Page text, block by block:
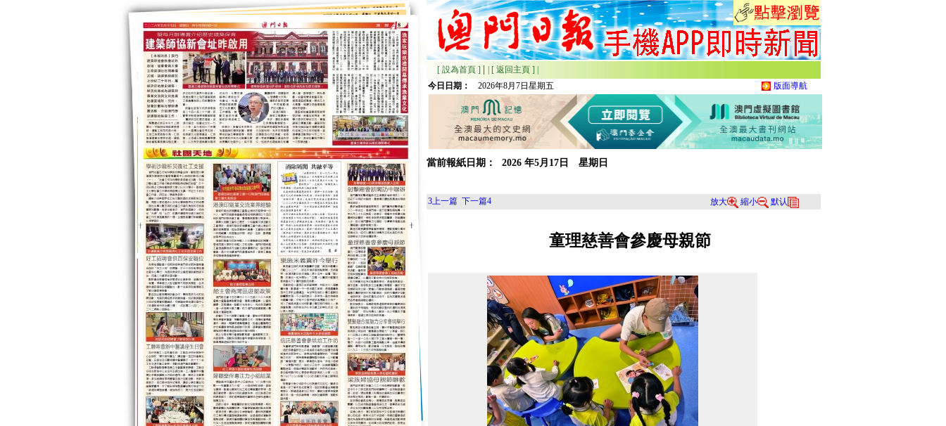
[ 設為首頁 ] [ 返回主頁 ]
今日日期：
2026年8月7日星期五 版面導航
當前報紙日期： 2026 年5月 17日 星期 日
3上一篇 下一篇4 放大 縮小 默认
童理慈善會參慶母親節